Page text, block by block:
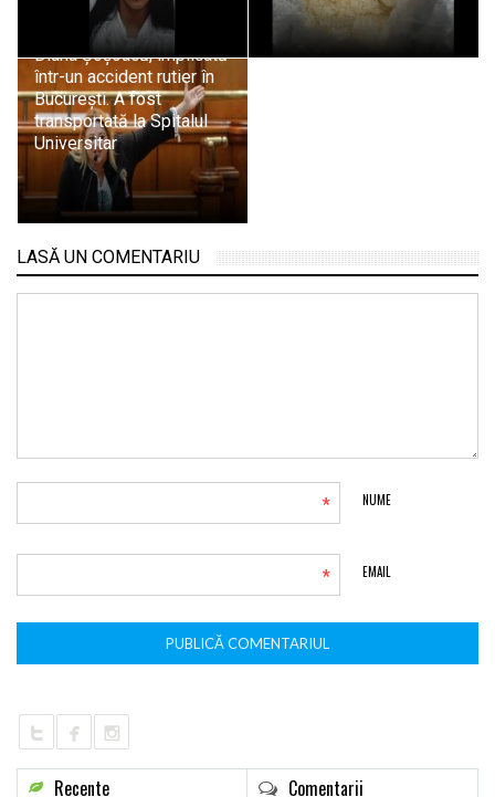
Diana Șoșoacă, implicată
într-un accident rutier în
București. A fost
transportată la Spitalul
Universitar
LASĂ UN COMENTARIU
NUME
*
EMAIL
*
Recente Comentarii